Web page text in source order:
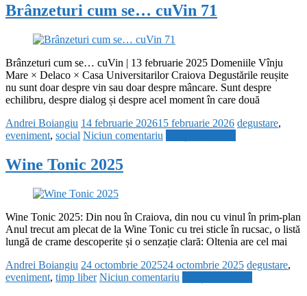
Brânzeturi cum se… cuVin 71
Brânzeturi cum se… cuVin | 13 februarie 2025 Domeniile Vînju
Mare × Delaco × Casa Universitarilor Craiova Degustările reușite
nu sunt doar despre vin sau doar despre mâncare. Sunt despre
echilibru, despre dialog și despre acel moment în care două
Andrei Boiangiu 14 februarie 202615 februarie 2026 degustare,
eveniment, social Niciun comentariu
Wine Tonic 2025
Wine Tonic 2025: Din nou în Craiova, din nou cu vinul în prim-plan
Anul trecut am plecat de la Wine Tonic cu trei sticle în rucsac, o listă
lungă de crame descoperite și o senzație clară: Oltenia are cel mai
Andrei Boiangiu 24 octombrie 202524 octombrie 2025 degustare,
eveniment, timp liber Niciun comentariu